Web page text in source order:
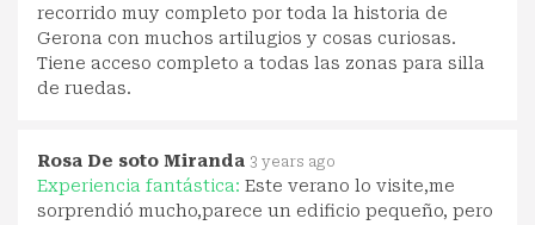
recorrido muy completo por toda la historia de
Gerona con muchos artilugios y cosas curiosas.
Tiene acceso completo a todas las zonas para silla
de ruedas.
Rosa De soto Miranda 3 years ago
Experiencia fantástica: Este verano lo visite,me
sorprendió mucho,parece un edificio pequeño, pero